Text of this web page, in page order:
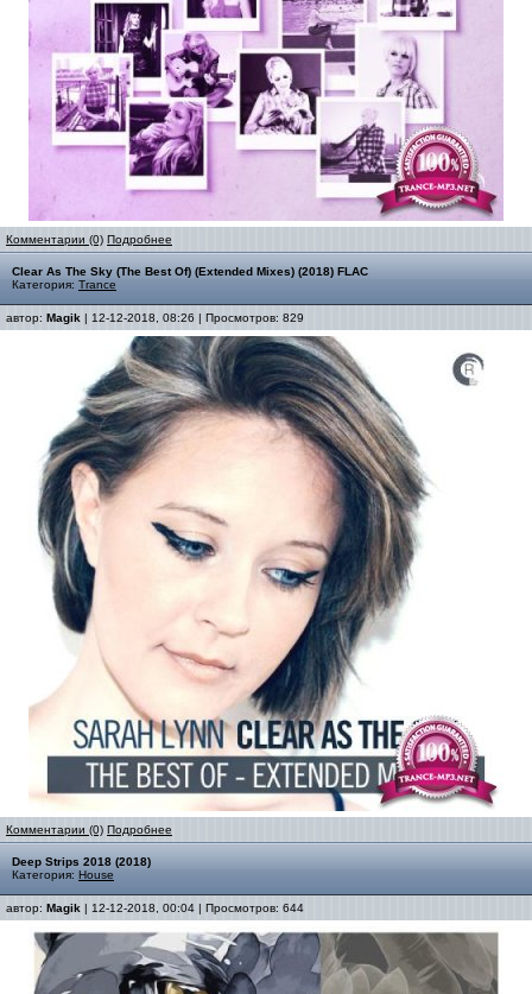
Комментарии (0) Подробнее
Clear As The Sky (The Best Of) (Extended Mixes) (2018) FLAC
Категория: Trance
автор: Magik | 12-12-2018, 08:26 | Просмотров: 829
Комментарии (0) Подробнее
Deep Strips 2018 (2018)
Категория: House
автор: Magik | 12-12-2018, 00:04 | Просмотров: 644